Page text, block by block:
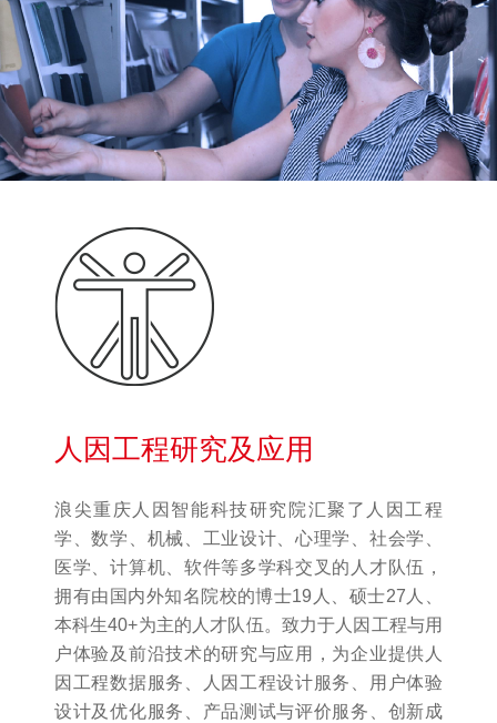
人因工程研究及应用
浪尖重庆人因智能科技研究院汇聚了人因工程
学、数学、机械、工业设计、心理学、社会学、
医学、计算机、软件等多学科交叉的人才队伍，
拥有由国内外知名院校的博士19人、硕士27人、
本科生40+为主的人才队伍。致力于人因工程与用
户体验及前沿技术的研究与应用，为企业提供人
因工程数据服务、人因工程设计服务、用户体验
设计及优化服务、产品测试与评价服务、创新成